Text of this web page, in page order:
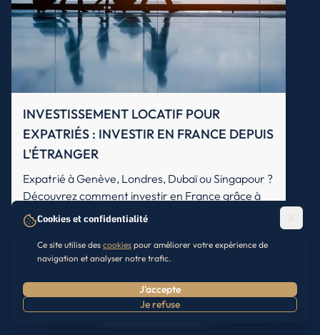
Prendre RDV
INVESTISSEMENT LOCATIF POUR
EXPATRIÉS : INVESTIR EN FRANCE DEPUIS
L'ÉTRANGER
Expatrié à Genève, Londres, Dubaï ou Singapour ?
Découvrez comment investir en France grâce à
notre accompagnement en investissement locatif
clé en main. Financement, fiscalité et gestion à
distance.
8/2/2026 ACQUISITION
Tous nos articles
Cookies et confidentialité
Ce site utilise des cookies pour améliorer votre expérience de
navigation et analyser notre trafic.
J'accepte
Je refuse